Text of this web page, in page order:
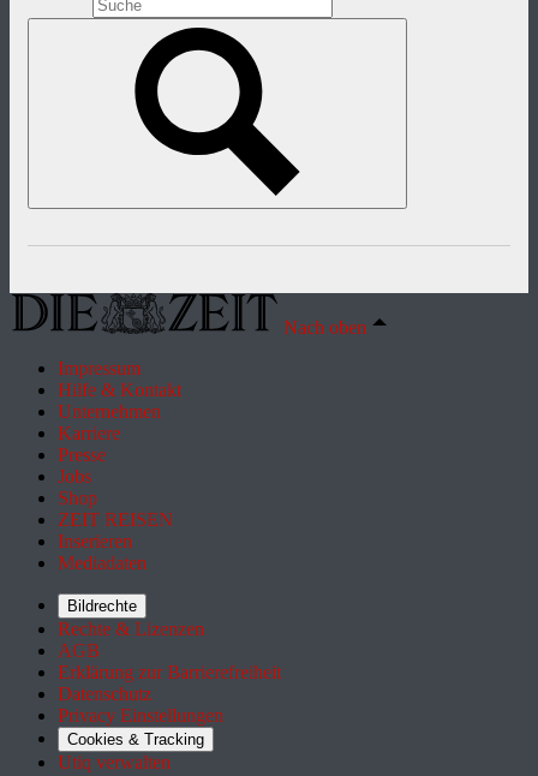
Nach oben
Impressum
Hilfe & Kontakt
Unternehmen
Karriere
Presse
Jobs
Shop
ZEIT REISEN
Inserieren
Mediadaten
Bildrechte
Rechte & Lizenzen
AGB
Erklärung zur Barrierefreiheit
Datenschutz
Privacy Einstellungen
Cookies & Tracking
Utiq verwalten